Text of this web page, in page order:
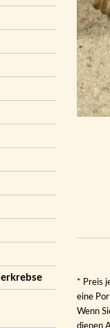
* Preis
eine
Wenn